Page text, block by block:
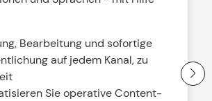
Bearbeitung und sofortige
auf jedem Kanal, zu
Sie operative Content-